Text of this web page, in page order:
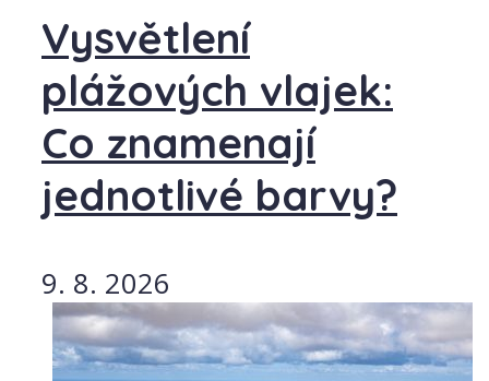
Vysvětlení
plážových vlajek:
Co znamenají
jednotlivé barvy?
9. 8. 2026